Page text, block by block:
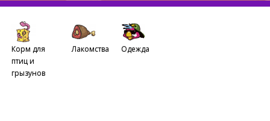
Корм для
птиц и
грызунов
Лакомства Одежда